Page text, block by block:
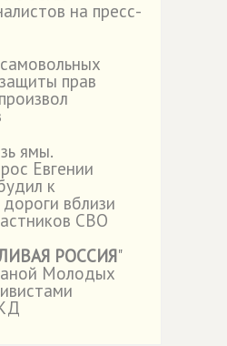
на пресс-
прав
ямы.
Евгении
к
вблизи
СВО
РОССИЯ"
Молодых